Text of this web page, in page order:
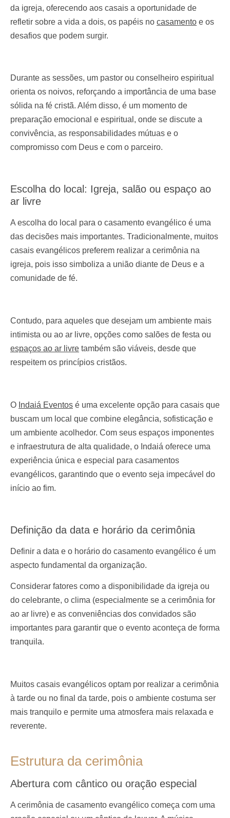
da igreja, oferecendo aos casais a oportunidade de
refletir sobre a vida a dois, os papéis no casamento e os
desafios que podem surgir.
Durante as sessões, um pastor ou conselheiro espiritual
orienta os noivos, reforçando a importância de uma base
sólida na fé cristã. Além disso, é um momento de
preparação emocional e espiritual, onde se discute a
convivência, as responsabilidades mútuas e o
compromisso com Deus e com o parceiro.
Escolha do local: Igreja, salão ou espaço ao
ar livre
A escolha do local para o casamento evangélico é uma
das decisões mais importantes. Tradicionalmente, muitos
casais evangélicos preferem realizar a cerimônia na
igreja, pois isso simboliza a união diante de Deus e a
comunidade de fé.
Contudo, para aqueles que desejam um ambiente mais
intimista ou ao ar livre, opções como salões de festa ou
espaços ao ar livre também são viáveis, desde que
respeitem os princípios cristãos.
O Indaiá Eventos é uma excelente opção para casais que
buscam um local que combine elegância, sofisticação e
um ambiente acolhedor. Com seus espaços imponentes
e infraestrutura de alta qualidade, o Indaiá oferece uma
experiência única e especial para casamentos
evangélicos, garantindo que o evento seja impecável do
início ao fim.
Definição da data e horário da cerimônia
Definir a data e o horário do casamento evangélico é um
aspecto fundamental da organização.
Considerar fatores como a disponibilidade da igreja ou
do celebrante, o clima (especialmente se a cerimônia for
ao ar livre) e as conveniências dos convidados são
importantes para garantir que o evento aconteça de forma
tranquila.
Muitos casais evangélicos optam por realizar a cerimônia
à tarde ou no final da tarde, pois o ambiente costuma ser
mais tranquilo e permite uma atmosfera mais relaxada e
reverente.
Estrutura da cerimônia
Abertura com cântico ou oração especial
A cerimônia de casamento evangélico começa com uma